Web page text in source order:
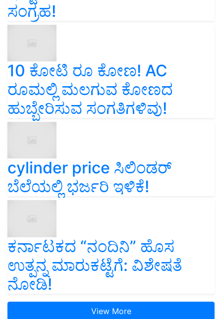
ಸಂಗ್ರಹ!
10 ಕೋಟಿ ರೂ ಕೋಣ! AC
ರೂಮಲ್ಲಿ ಮಲಗುವ ಕೋಣದ
ಹುಬ್ಬೇರಿಸುವ ಸಂಗತಿಗಳಿವು!
cylinder price ಸಿಲಿಂಡರ್‌
ಬೆಲೆಯಲ್ಲಿ ಭರ್ಜರಿ ಇಳಿಕೆ!
ಕರ್ನಾಟಕದ “ನಂದಿನಿ” ಹೊಸ
ಉತ್ಪನ್ನ ಮಾರುಕಟ್ಟೆಗೆ: ವಿಶೇಷತೆ
ನೋಡಿ!
View More